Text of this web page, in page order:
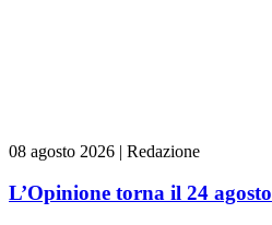
08 agosto 2026 | Redazione
L’Opinione torna il 24 agosto